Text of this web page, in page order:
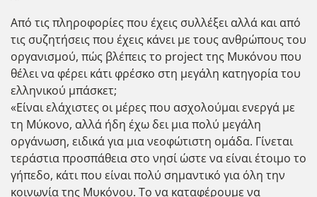
Από τις πληροφορίες που έχεις συλλέξει αλλά και από
τις συζητήσεις που έχεις κάνει με τους ανθρώπους του
οργανισμού, πώς βλέπεις το project της Μυκόνου που
θέλει να φέρει κάτι φρέσκο στη μεγάλη κατηγορία του
ελληνικού μπάσκετ;
«Είναι ελάχιστες οι μέρες που ασχολούμαι ενεργά με
τη Μύκονο, αλλά ήδη έχω δει μια πολύ μεγάλη
οργάνωση, ειδικά για μια νεοφώτιστη ομάδα. Γίνεται
τεράστια προσπάθεια στο νησί ώστε να είναι έτοιμο το
γήπεδο, κάτι που είναι πολύ σημαντικό για όλη την
κοινωνία της Μυκόνου. Το να καταφέρουμε να